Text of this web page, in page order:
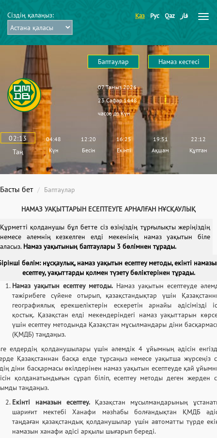
Сіздің қалаңыз: Қаз Рус Qaz قاز
Баптаулар Намаз кестесі
07 Тамыз 2026
23 Сафар 1448
часов доКүн
02:13
Таң
04:48
Күн
12:20
Бесін
16:25
Екінті
19:51
Ақшам
22:12
Құптан
Басты бет Баптаулар
НАМАЗ УАҚЫТТАРЫН ЕСЕПТЕУГЕ АРНАЛҒАН НҰСҚАУЛЫҚ
Құрметті қолданушы бұл бетте сіз өзіңіздің тұрғылықты жеріңіздің
немесе әлемнің кезкелген елді мекенінің намаз уақытын біле
аласыз. Намаз уақытының баптаулары 3 бөлімнен тұрады.
бөлім: нұсқаулық, намаз уақытын есептеу методы, екінті
есептеу, уақыттарды қолмен түзету бөліктерінен тұрады.
Намаз уақытын есептеу методы. Намаз уақытын есептеуде
тәжірибеге сүйене отырып, қазақстандықтар үшін
географиялық ерекшеліктерін ескеретін арнайы әдісімізді
қостық. Қазақстан елді мекендеріндегі намаз уақыттарын
үшін есептеу методында Қазақстан мұсылмандары діни
(ҚМДБ) таңдаңыз.
елдердің қолданушылары үшін әлемдік 4 ұйымның әдісін
Қазақстаннан басқа елде тұрсаңыз немесе уақытша жүрсеңіз
діни басқармасы өкілдерінен намаз уақытын есептеуде қай
қолданатындығын сұрап біліп, есептеу методы деген жерден
таңдаңыз.
Екінті намазын есептеу. Қазақстан мұсылмандарының
шариғит мектебі Ханафи мәзһабы болғандықтан ҚМДБ
таңдаған қазақстандық қолданушылар үшін автоматты түрде
намазын ханафи әдісі арқылы шығарып береді.